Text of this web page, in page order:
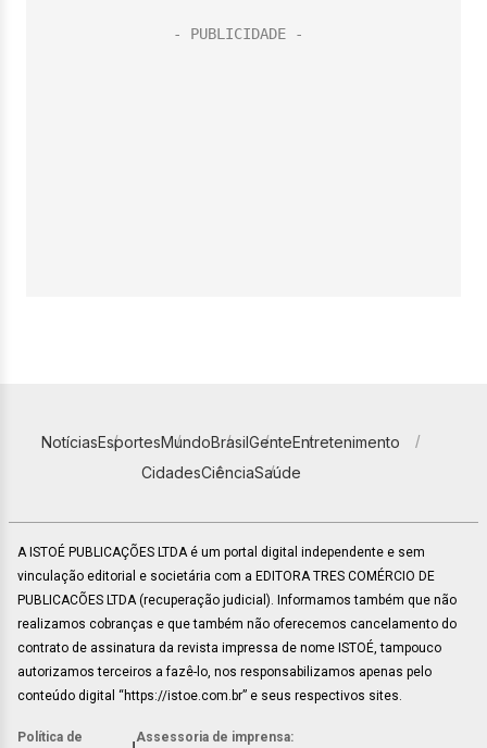
NotíciasEsportesMundoBrasilGenteEntretenimento
CidadesCiênciaSaúde
A ISTOÉ PUBLICAÇÕES LTDA é um portal digital independente e sem
vinculação editorial e societária com a EDITORA TRES COMÉRCIO DE
PUBLICACÕES LTDA (recuperação judicial). Informamos também que não
realizamos cobranças e que também não oferecemos cancelamento do
contrato de assinatura da revista impressa de nome ISTOÉ, tampouco
autorizamos terceiros a fazê-lo, nos responsabilizamos apenas pelo
conteúdo digital “https://istoe.com.br” e seus respectivos sites.
Política de Assessoria de imprensa: